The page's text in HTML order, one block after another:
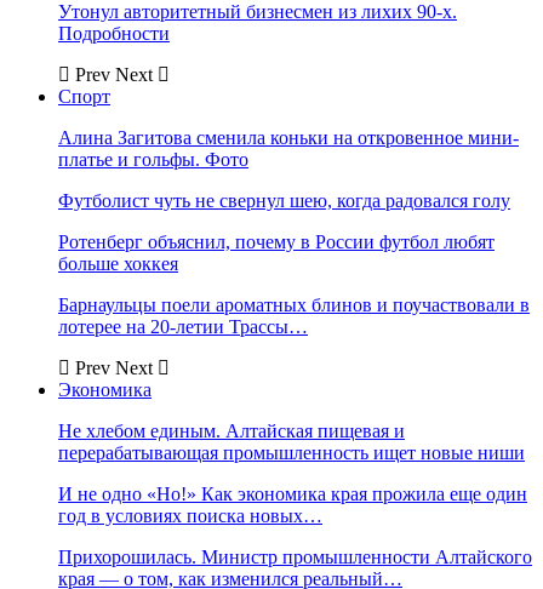
Утонул авторитетный бизнесмен из лихих 90-х.
Подробности
Prev Next
Спорт
Алина Загитова сменила коньки на откровенное мини-
платье и гольфы. Фото
Футболист чуть не свернул шею, когда радовался голу
Ротенберг объяснил, почему в России футбол любят
больше хоккея
Барнаульцы поели ароматных блинов и поучаствовали в
лотерее на 20-летии Трассы…
Prev Next
Экономика
Не хлебом единым. Алтайская пищевая и
перерабатывающая промышленность ищет новые ниши
И не одно «Но!» Как экономика края прожила еще один
год в условиях поиска новых…
Прихорошилась. Министр промышленности Алтайского
края — о том, как изменился реальный…